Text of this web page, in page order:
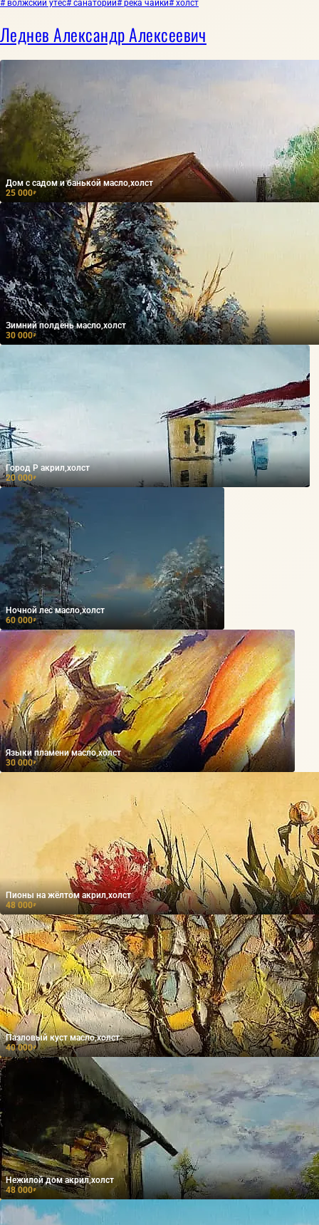
# волжский утёс# санаторий# река чайки# холст
Леднев Александр Алексеевич
Дом с садом и банькой масло,холст
25 000₽
Зимний полдень масло,холст
30 000₽
Город Р акрил,холст
20 000₽
Ночной лес масло,холст
60 000₽
Языки пламени масло,холст
30 000₽
Пионы на жёлтом акрил,холст
48 000₽
Пазловый куст масло,холст
40 000₽
Нежилой дом акрил,холст
48 000₽